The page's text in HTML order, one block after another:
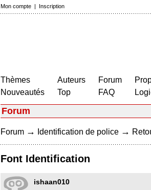
Mon compte | Inscription
Thèmes
Nouveautés
Auteurs
Top
Forum
FAQ
Forum
Forum → Identification de police →
Font Identification
ishaan010